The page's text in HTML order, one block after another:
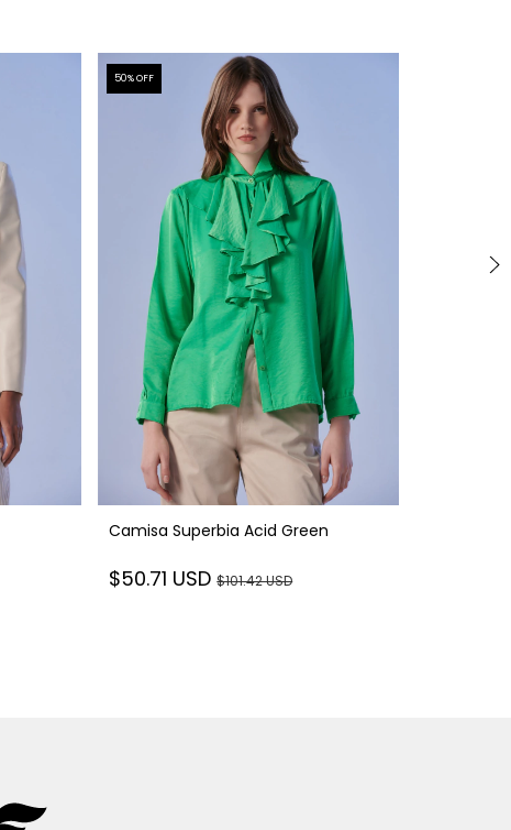
50% OFF
Camisa Superbia Acid Green
$50.71 USD$101.42 USD